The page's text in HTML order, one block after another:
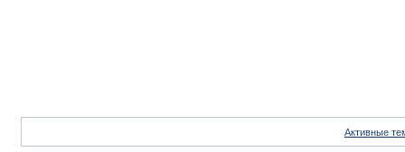
Активные